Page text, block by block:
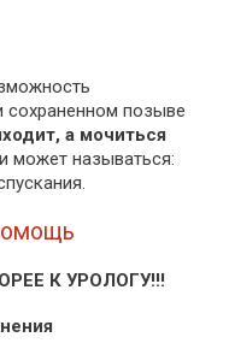
сохраненном позыве
а мочиться
может называться:
К УРОЛОГУ!!!